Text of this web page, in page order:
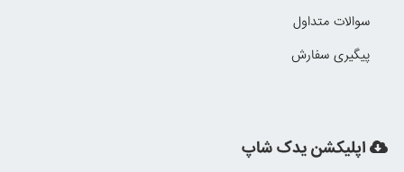
سوالات متداول
پیگیری سفارش
اپلیکشن یدک شاپ